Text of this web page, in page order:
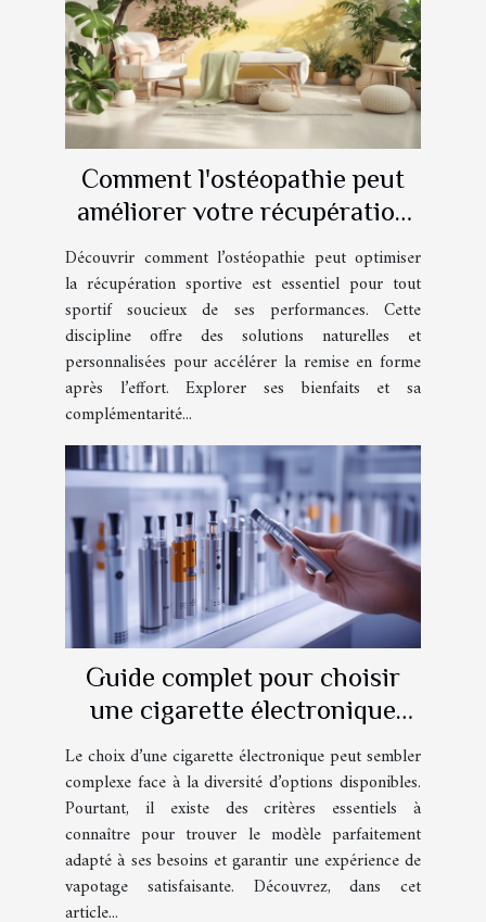
Comment l'ostéopathie peut
améliorer votre récupération
sportive ?
Découvrir comment l’ostéopathie peut optimiser
la récupération sportive est essentiel pour tout
sportif soucieux de ses performances. Cette
discipline offre des solutions naturelles et
personnalisées pour accélérer la remise en forme
après l’effort. Explorer ses bienfaits et sa
complémentarité...
Guide complet pour choisir
une cigarette électronique
adaptée à vos besoins
Le choix d’une cigarette électronique peut sembler
complexe face à la diversité d’options disponibles.
Pourtant, il existe des critères essentiels à
connaître pour trouver le modèle parfaitement
adapté à ses besoins et garantir une expérience de
vapotage satisfaisante. Découvrez, dans cet
article...